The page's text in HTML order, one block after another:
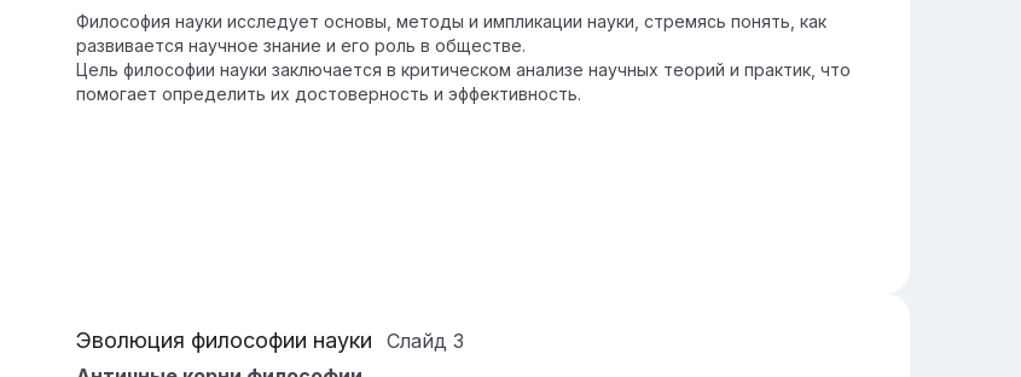
Философия науки исследует основы, методы и импликации науки, стремясь понять, как
развивается научное знание и его роль в обществе.
Цель философии науки заключается в критическом анализе научных теорий и практик, что
помогает определить их достоверность и эффективность.
Эволюция философии науки Слайд 3